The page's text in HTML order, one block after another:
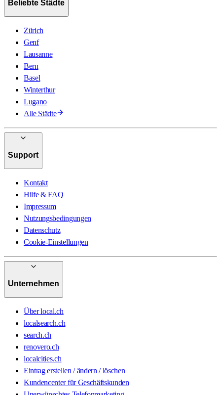
Beliebte Städte
Zürich
Genf
Lausanne
Bern
Basel
Winterthur
Lugano
Alle Städte
Support
Kontakt
Hilfe & FAQ
Impressum
Nutzungsbedingungen
Datenschutz
Cookie-Einstellungen
Unternehmen
Über local.ch
localsearch.ch
search.ch
renovero.ch
localcities.ch
Eintrag erstellen / ändern / löschen
Kundencenter für Geschäftskunden